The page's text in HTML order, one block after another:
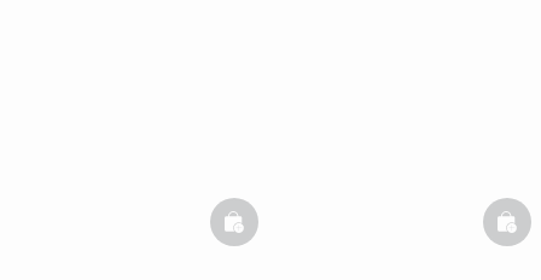
basketfull